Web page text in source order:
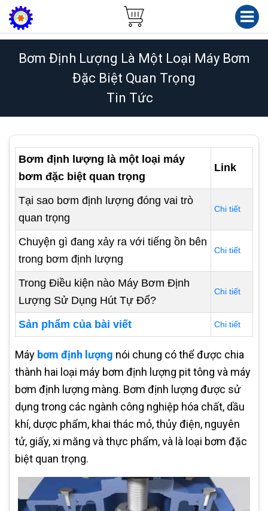
Bơm Định Lượng Là Một Loại Máy Bơm
Đặc Biệt Quan Trọng
Tin Tức
Bơm định lượng là một loại máy
bơm đặc biệt quan trọng
Link
Tại sao bơm định lượng đóng vai trò
quan trọng
Chi tiết
Chuyện gì đang xảy ra với tiếng ồn bên
trong bơm định lượng
Chi tiết
Trong Điều kiện nào Máy Bơm Định
Lượng Sử Dụng Hút Tự Đổ?
Chi tiết
Sản phẩm của bài viết Chi tiết
Máy bơm định lượng nói chung có thể được chia
thành hai loại máy bơm định lượng pit tông và máy
bơm định lượng màng. Bơm định lượng được sử
dụng trong các ngành công nghiệp hóa chất, dầu
khí, dược phẩm, khai thác mỏ, thủy điện, nguyên
tử, giấy, xi măng và thực phẩm, và là loại bơm đặc
biệt quan trọng.